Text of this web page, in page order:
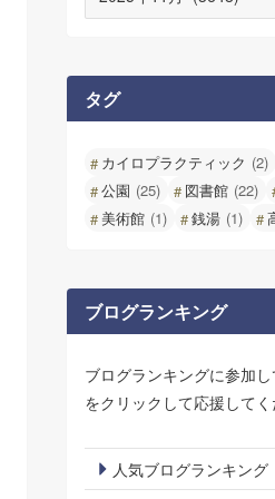
ブ
タグ
カイロプラクティック (2)
公園 (25) 図書館 (22)
美術館 (1) 銭湯 (1)
ブログランキング
ブログランキングに参加
をクリックして応援してく
人気ブログランキング